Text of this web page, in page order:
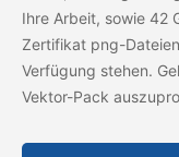
Ihre Arbeit, sowie 42
Zertifikat png-
Verfügung stehen.
Vektor-Pack